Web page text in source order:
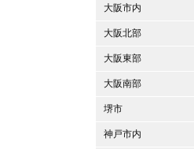
大阪市内
大阪北部
大阪東部
大阪南部
堺市
神戸市内